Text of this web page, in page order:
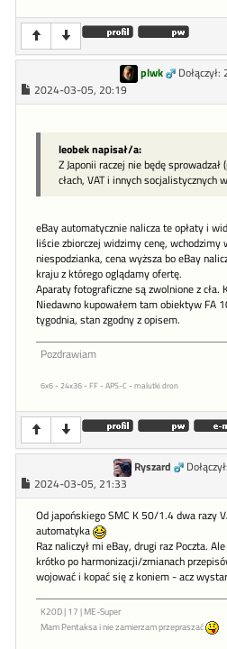
plwk
2024-03-05, 20:19
leobek napisał/a:
Z Japonii raczej nie będę sprowadzał
cłach, VAT i innych socjalistycznych
eBay automatycznie nalicza te opłaty i
liście zbiorczej widzimy cenę,
niespodzianka, cena wyższa bo eBay
kraju z którego oglądamy ofertę.
Aparaty fotograficzne są zwolnione z cła.
Niedawno kupowałem tam obiektyw FA
tygodnia, stan zgodny z opisem.
Pozdrawiam
6x6 - 24x36 - FF - APS-C - malutki dron
Ryszard
2024-03-05, 21:33
Od japońskiego SMC K 50/1.4 dwa razy
automatyka
Raz naliczył mi eBay, drugi raz Poczta.
krótko po harmonizacji/zmianach
wojować i kopać się z koniem - acz
K20D | 17 | ME-Super
Mam Pentaksa i nie zamierzam przepraszać